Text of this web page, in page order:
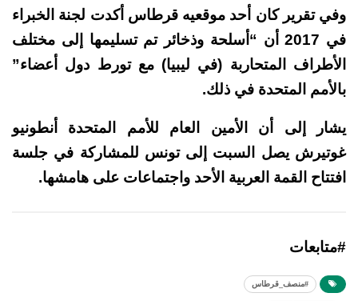
وفي تقرير كان أحد موقعيه قرطاس أكدت لجنة الخبراء
في 2017 أن “أسلحة وذخائر تم تسليمها إلى مختلف
الأطراف المتحاربة (في ليبيا) مع تورط دول أعضاء”
بالأمم المتحدة في ذلك.
يشار إلى أن الأمين العام للأمم المتحدة أنطونيو
غوتيرش يصل السبت إلى تونس للمشاركة في جلسة
افتتاح القمة العربية الأحد واجتماعات على هامشها.
#متابعات
#منصف_قرطاس